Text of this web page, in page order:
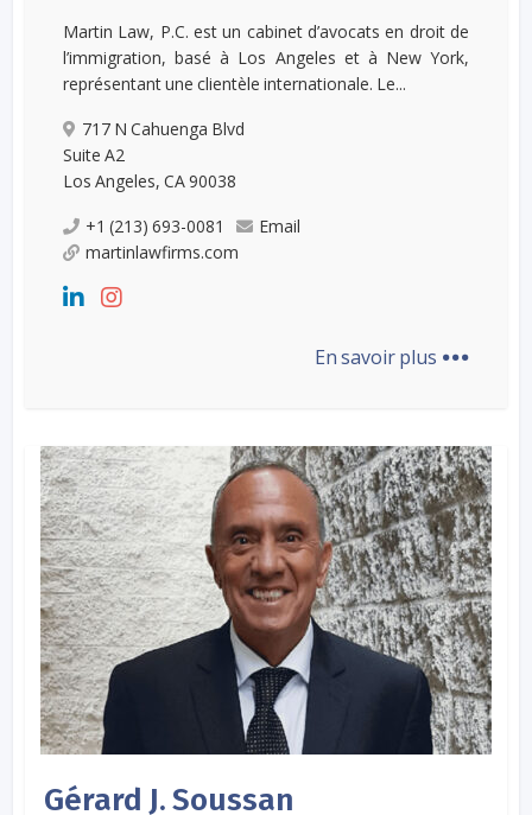
Martin Law, P.C. est un cabinet d’avocats en droit de
l’immigration, basé à Los Angeles et à New York,
représentant une clientèle internationale. Le...
717 N Cahuenga Blvd
Suite A2
Los Angeles, CA 90038
+1 (213) 693-0081
Email
martinlawfirms.com
En savoir plus ...
Gérard J. Soussan